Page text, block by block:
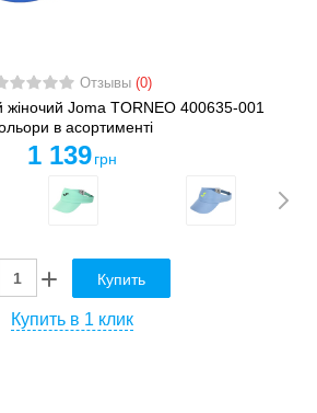
Отзывы (0)
жіночий Joma TORNEO 400635-001
в асортименті
1 139 грн
Купить
Купить в 1 клик